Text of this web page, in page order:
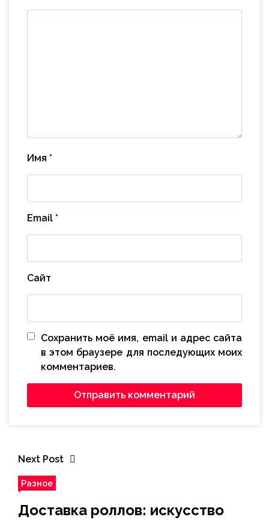
Имя *
Email *
Сайт
Сохранить моё имя, email и адрес сайта
в этом браузере для последующих моих
комментариев.
Next Post
Разное
Доставка роллов: искусство